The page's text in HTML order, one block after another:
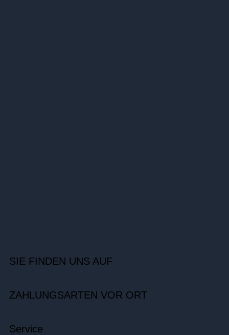
SIE FINDEN UNS AUF
ZAHLUNGSARTEN VOR ORT
Service